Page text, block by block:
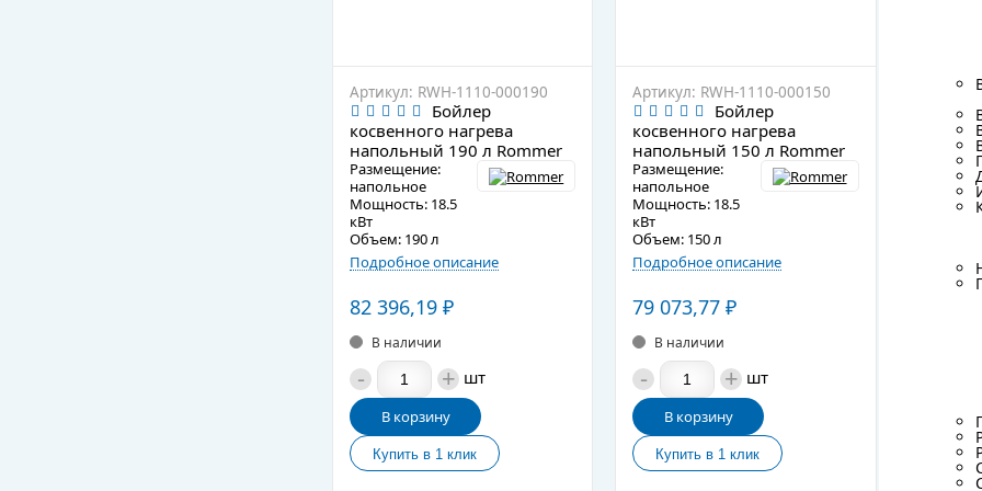
Артикул: RWH-1110-000190
Бойлер
косвенного нагрева
напольный 190 л Rommer
Размещение:
напольное
Мощность: 18.5
кВт
Объем: 190 л
Подробное описание
82 396,19 ₽
В наличии
- + шт
В корзину
Артикул: RWH-1110-000150
Бойлер
косвенного нагрева
напольный 150 л Rommer
Размещение:
напольное
Мощность: 18.5
кВт
Объем: 150 л
Подробное описание
79 073,77₽
В наличии
- + шт
В корзину
Объем:
70
В
В